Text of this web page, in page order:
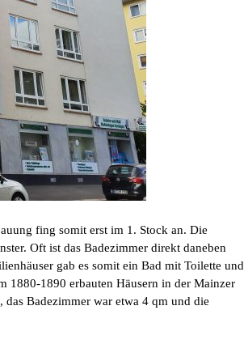
fing somit erst im 1. Stock an. Die
Oft ist das Badezimmer direkt daneben
gab es somit ein Bad mit Toilette und
1880-1890 erbauten Häusern in der Mainzer
Badezimmer war etwa 4 qm und die